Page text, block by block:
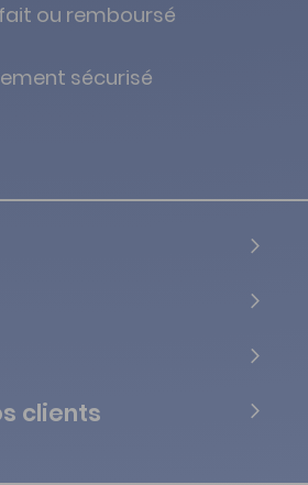
ou remboursé
sécurisé
clients